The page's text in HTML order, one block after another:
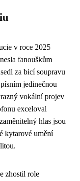
v roce 2025
fanouškům
za bicí soupravu
jedinečnou
vokální projev
exceloval
hlas jsou
kytarové umění
zhostil role